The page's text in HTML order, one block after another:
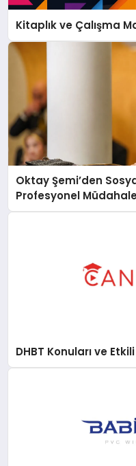
Kitaplık ve Çalışma
Oktay Şemi’den
Profesyonel
DHBT Konuları ve